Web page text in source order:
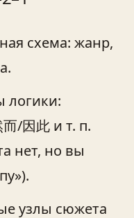
схема: жанр,
логики:
/因此 и т. п.
нет, но вы
узлы сюжета